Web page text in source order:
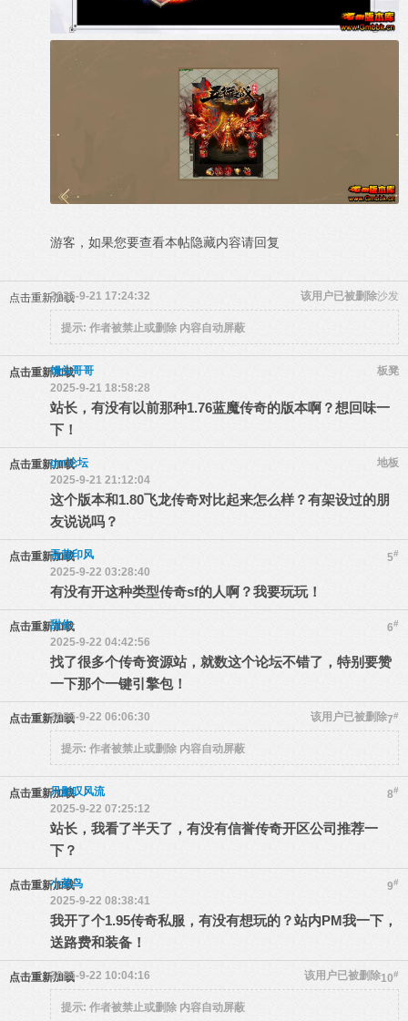
游客，如果您要查看本帖隐藏内容请回复
点击重新加载 沙发
该用户已被删除
2025-9-21 17:24:32
提示: 作者被禁止或删除 内容自动屏蔽
点击重新加载 板凳
馒头哥哥
2025-9-21 18:58:28
站长，有没有以前那种1.76蓝魔传奇的版本啊？想回味一
下！
点击重新加载 地板
gm论坛
2025-9-21 21:12:04
这个版本和1.80飞龙传奇对比起来怎么样？有架设过的朋
友说说吗？
点击重新加载 5#
吾昔印风
2025-9-22 03:28:40
有没有开这种类型传奇sf的人啊？我要玩玩！
点击重新加载 6#
甜你
2025-9-22 04:42:56
找了很多个传奇资源站，就数这个论坛不错了，特别要赞
一下那个一键引擎包！
点击重新加载 7#
该用户已被删除
2025-9-22 06:06:30
提示: 作者被禁止或删除 内容自动屏蔽
点击重新加载 8#
只影叹风流
2025-9-22 07:25:12
站长，我看了半天了，有没有信誉传奇开区公司推荐一
下？
点击重新加载 9#
小菜鸟
2025-9-22 08:38:41
我开了个1.95传奇私服，有没有想玩的？站内PM我一下，
送路费和装备！
点击重新加载 10#
该用户已被删除
2025-9-22 10:04:16
提示: 作者被禁止或删除 内容自动屏蔽